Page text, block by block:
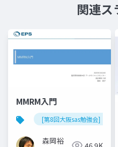
関連ス
MMRM入門
[第8回大阪sas勉強会]
森岡裕